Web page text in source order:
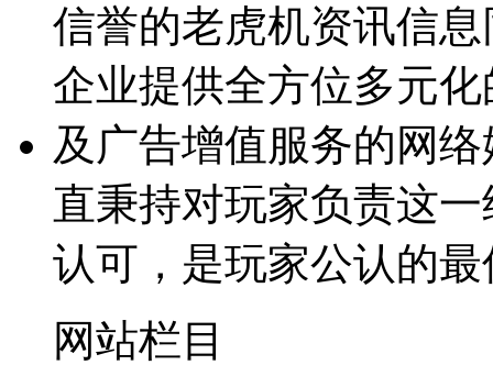
信誉的老虎机资讯信
企业提供全方位多元
及广告增值服务的网
直秉持对玩家负责这
认可，是玩家公认的
网站栏目